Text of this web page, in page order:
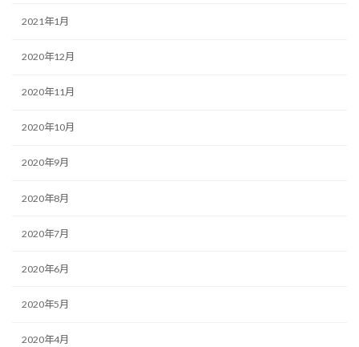
2021年1月
2020年12月
2020年11月
2020年10月
2020年9月
2020年8月
2020年7月
2020年6月
2020年5月
2020年4月